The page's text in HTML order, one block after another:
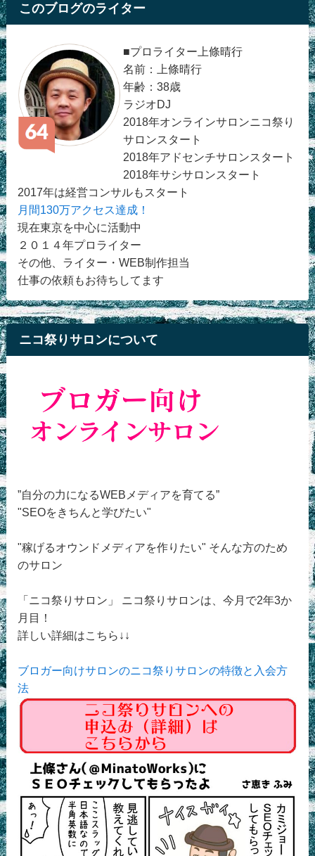
このブログのライター
■プロライター上條晴行
名前：上條晴行
年齢：38歳
ラジオDJ
2018年オンラインサロンニコ祭り
サロンスタート
2018年アドセンチサロンスタート
2018年サシサロンスタート
2017年は経営コンサルもスタート
月間130万アクセス達成！
現在東京を中心に活動中
２０１４年プロライター
その他、ライター・WEB制作担当
仕事の依頼もお待ちしてます
ニコ祭りサロンについて
”自分の力になるWEBメディアを育てる”
"SEOをきちんと学びたい"
"稼げるオウンドメディアを作りたい" そんな方のため
のサロン
「ニコ祭りサロン」 ニコ祭りサロンは、今月で2年3か
月目！
詳しい詳細はこちら↓↓
ブロガー向けサロンのニコ祭りサロンの特徴と入会方
法